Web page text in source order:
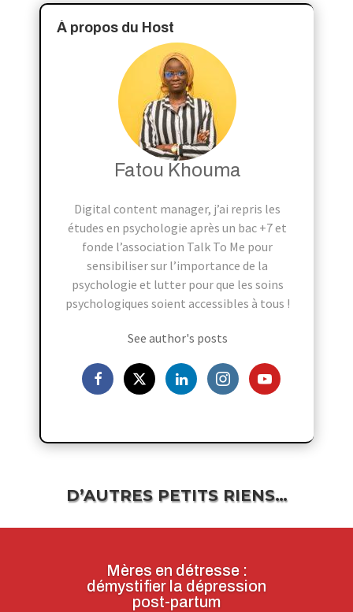
À propos du Host
Fatou Khouma
Digital content manager, j’ai repris les
études en psychologie après un bac +7 et
fonde l’association Talk To Me pour
sensibiliser sur l’importance de la
psychologie et lutter pour que les soins
psychologiques soient accessibles à tous !
See author's posts
D’AUTRES PETITS RIENS…
Mères en détresse :
démystifier la dépression
post-partum